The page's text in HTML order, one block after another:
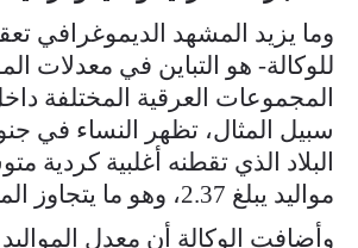
وما يزيد المشهد الديموغرافي
للوكالة- هو التباين في معدلات
المجموعات العرقية المختلفة
سبيل المثال، تظهر النساء في
البلاد الذي تقطنه أغلبية كردية
مواليد يبلغ 2.37، وهو ما يتجاوز المعدل الوطني.
وأضافت الوكالة أن معدل المواليد